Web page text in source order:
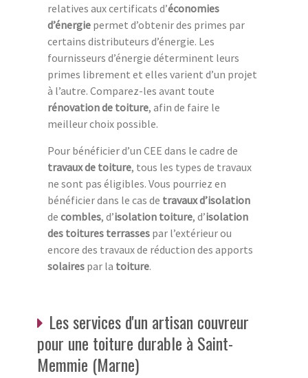
relatives aux certificats d’économies
d’énergie permet d’obtenir des primes par
certains distributeurs d’énergie. Les
fournisseurs d’énergie déterminent leurs
primes librement et elles varient d’un projet
à l’autre. Comparez-les avant toute
rénovation de toiture, afin de faire le
meilleur choix possible.
Pour bénéficier d’un CEE dans le cadre de
travaux de toiture, tous les types de travaux
ne sont pas éligibles. Vous pourriez en
bénéficier dans le cas de travaux d’isolation
de combles, d’isolation toiture, d’isolation
des toitures terrasses par l’extérieur ou
encore des travaux de réduction des apports
solaires par la toiture.
Les services d'un artisan couvreur
pour une toiture durable à Saint-
Memmie (Marne)